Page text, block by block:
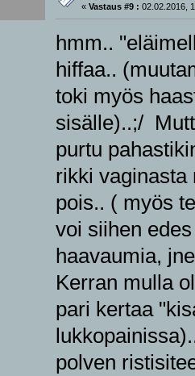
« Vastaus #9 : 02.02.2016,
hmm..
hiffaa..
toki myös
sisälle)..;/
purtu
rikki vaginasta
pois.. ( myös
voi siihen
haavaumia,
Kerran mulla
pari kertaa
polven